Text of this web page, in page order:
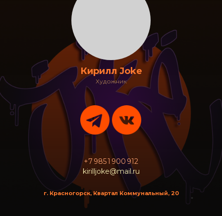
г. Красногорск, Квартал Коммунальный, 20
+7 985 1 900 912
kirilljoke@mail.ru
Кирилл Joke
Художник